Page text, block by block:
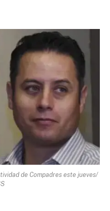
de Compadres este jueves/